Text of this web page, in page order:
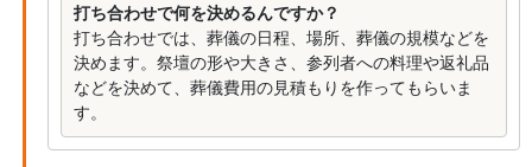
込め２２０万もの大金を用意するのです。１万、５万
の買い物ではありません。
１００万２００万３００万の大金の重み、意味を考
えサービスに対応する事も大事な事ではないでしょう
か？こちらの会社は理解してないと思われても仕方な
打ち合わせで何を決めるんですか？
打ち合わせでは、葬儀の日程、場所、葬儀の規模などを
決めます。祭壇の形や大きさ、参列者への料理や返礼品
などを決めて、葬儀費用の見積もりを作ってもらいま
す。